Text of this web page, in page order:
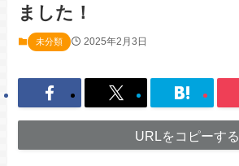
ました！
未分類 2025年2月3日
URLをコピーする